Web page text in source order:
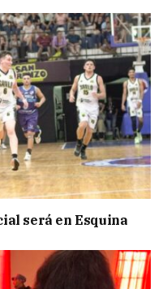
será en Esquina